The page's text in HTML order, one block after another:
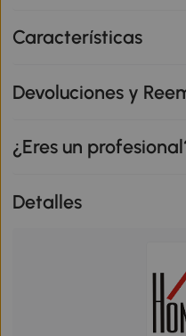
Características
Devoluciones y
¿Eres un
Detalles